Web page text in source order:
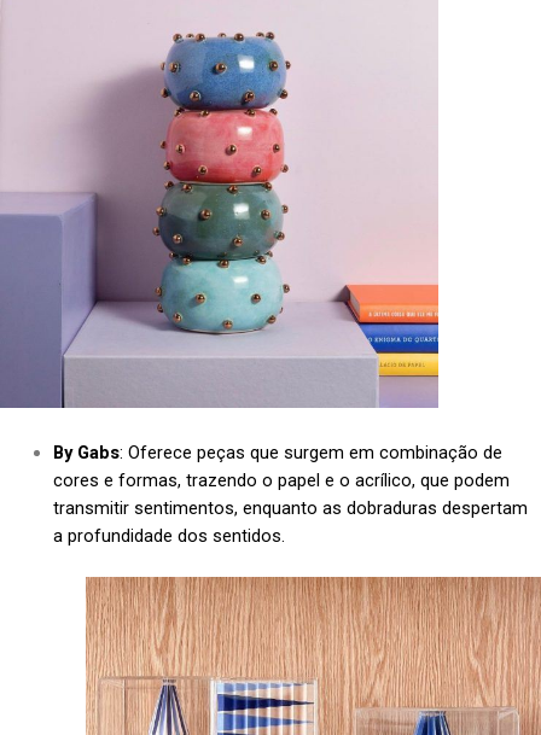
By Gabs: Oferece peças que surgem em combinação de
cores e formas, trazendo o papel e o acrílico, que podem
transmitir sentimentos, enquanto as dobraduras despertam
a profundidade dos sentidos.